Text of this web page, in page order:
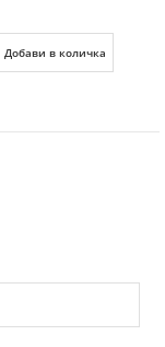
Добави в количка